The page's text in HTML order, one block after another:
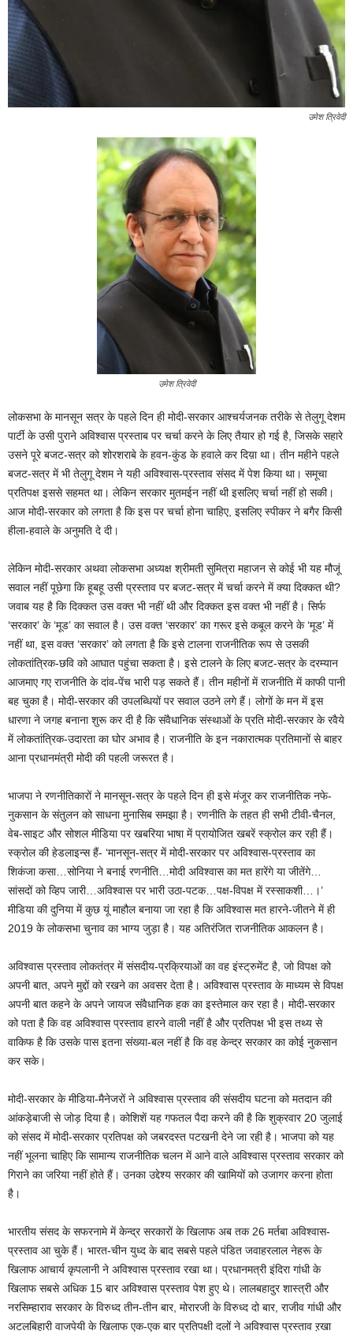
उमेश त्रिवेदी
उमेश त्रिवेदी
लोकसभा के मानसून सत्र के पहले दिन ही मोदी-सरकार आश्चर्यजनक तरीके से तेलुगू देशम
पार्टी के उसी पुराने अविश्वास प्रस्ताब पर चर्चा करने के लिए तैयार हो गई है, जिसके सहारे
उसने पूरे बजट-सत्र को शोरशराबे के हवन-कुंड के हवाले कर दिय़ा था। तीन महीने पहले
बजट-सत्र में भी तेलुगू देशम ने यही अविश्वास-प्रस्ताव संसद में पेश किया था। समूचा
प्रतिपक्ष इससे सहमत था। लेकिन सरकार मुतमईन नहीं थी इसलिए चर्चा नहीं हो सकी।
आज मोदी-सरकार को लगता है कि इस पर चर्चा होना चाहिए, इसलिए स्पीकर ने बगैर किसी
हीला-हवाले के अनुमति दे दी।
लेकिन मोदी-सरकार अथवा लोकसभा अध्यक्ष श्रीमती सुमित्रा महाजन से कोई भी यह मौजूं
सवाल नहीं पूछेगा कि हूबहू उसी प्रस्ताव पर बजट-सत्र में चर्चा करने में क्या दिक्कत थी?
जवाब यह है कि दिक्कत उस वक्त भी नहीं थी और दिक्कत इस वक्त भी नहीं है। सिर्फ
‘सरकार’ के ‘मूड’ का सवाल है। उस वक्त ‘सरकार’ का गरूर इसे कबूल करने के ‘मूड’ में
नहीं था, इस वक्त ‘सरकार’ को लगता है कि इसे टालना राजनीतिक रूप से उसकी
लोकतांत्रिक-छवि को आघात पहुंचा सकता है। इसे टालने के लिए बजट-सत्र के दरम्यान
आजमाए गए राजनीति के दांव-पेंच भारी पड़ सकते हैं। तीन महीनों में राजनीति में काफी पानी
बह चुका है। मोदी-सरकार की उपलब्धियों पर सवाल उठने लगे हैं। लोगों के मन में इस
धारणा ने जगह बनाना शुरू कर दी है कि संवैधानिक संस्थाओं के प्रति मोदी-सरकार के रवैये
में लोकतांत्रिक-उदारता का घोर अभाव है। राजनीति के इन नकारात्मक प्रतिमानों से बाहर
आना प्रधानमंत्री मोदी की पहली जरूरत है।
भाजपा ने रणनीतिकारों ने मानसून-सत्र के पहले दिन ही इसे मंजूर कर राजनीतिक नफे-
नुकसान के संतुलन को साधना मुनासिब समझा है। रणनीति के तहत ही सभी टीवी-चैनल,
वेब-साइट और सोशल मीडिया पर खबरिया भाषा में प्रायोजित खबरें स्क्रोल कर रही हैं।
स्क्रोल की हेडलाइन्स हैं- ‘मानसून-सत्र में मोदी-सरकार पर अविश्वास-प्रस्ताव का
शिकंजा कसा…सोनिया ने बनाई रणनीति…मोदी अविश्वास का मत हारेंगे या जीतेंगे…
सांसदों को व्हिप जारी…अविश्वास पर भारी उठा-पटक…पक्ष-विपक्ष में रस्साकशी…।’
मीडिया की दुनिया में कुछ यूं माहौल बनाया जा रहा है कि अविश्वास मत हारने-जीतने में ही
2019 के लोकसभा चुनाव का भाग्य जुड़ा है। यह अतिरंजित राजनीतिक आकलन है।
अविश्वास प्रस्ताव लोकतंत्र में संसदीय-प्रक्रियाओं का वह इंस्ट्रुमेंट है, जो विपक्ष को
अपनी बात, अपने मुद्दों को रखने का अवसर देता है। अविश्वास प्रस्ताव के माध्यम से विपक्ष
अपनी बात कहने के अपने जायज संवैधानिक हक का इस्तेमाल कर रहा है। मोदी-सरकार
को पता है कि वह अविश्वास प्रस्ताव हारने वाली नहीं है और प्रतिपक्ष भी इस तथ्य से
वाकिफ है कि उसके पास इतना संख्या-बल नहीं है कि वह केन्द्र सरकार का कोई नुकसान
कर सके।
मोदी-सरकार के मीडिया-मैनेजरों ने अविश्वास प्रस्ताव की संसदीय घटना को मतदान की
आंकड़ेबाजी से जोड़ दिया है। कोशिशें यह गफतल पैदा करने की है कि शुक्रवार 20 जुलाई
को संसद में मोदी-सरकार प्रतिपक्ष को जबरदस्त पटखनी देने जा रही है। भाजपा को यह
नहीं भूलना चाहिए कि सामान्य राजनीतिक चलन में आने वाले अविश्वास प्रस्ताव सरकार को
गिराने का जरिया नहीं होते हैं। उनका उद्देश्य सरकार की खामियों को उजागर करना होता
है।
भारतीय संसद के सफरनामे में केन्द्र सरकारों के खिलाफ अब तक 26 मर्तबा अविश्वास-
प्रस्ताव आ चुके हैं। भारत-चीन युध्द के बाद सबसे पहले पंडित जवाहरलाल नेहरू के
खिलाफ आचार्य कृपलानी ने अविश्वास प्रस्ताव रखा था। प्रधानमत्री इंदिरा गांधी के
खिलाफ सबसे अधिक 15 बार अविश्वास प्रस्ताव पेश हुए थे। लालबहादुर शास्त्री और
नरसिम्हाराव सरकार के विरुध्द तीन-तीन बार, मोरारजी के विरुध्द दो बार, राजीव गांधी और
अटलबिहारी वाजपेयी के खिलाफ एक-एक बार प्रतिपक्षी दलों ने अविश्वास प्रस्ताव ऱखा